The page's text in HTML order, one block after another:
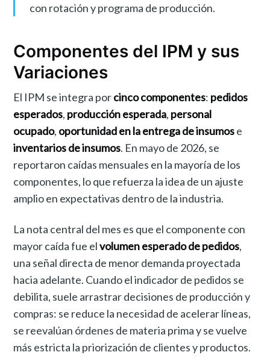
con rotación y programa de producción.
Componentes del IPM y sus
Variaciones
El IPM se integra porcinco componentes: pedidos
esperados, producción esperada, personal
ocupado, oportunidad en la entrega de insumose
inventarios de insumos. En mayo de 2026, se
reportaron caídas mensuales en la mayoría de los
componentes, lo que refuerza la idea de un ajuste
amplio en expectativas dentro de la industria.
La nota central del mes es que el componente con
mayor caída fue elvolumen esperado de pedidos,
una señal directa de menor demanda proyectada
hacia adelante. Cuando el indicador de pedidos se
debilita, suele arrastrar decisiones de producción y
compras: se reduce la necesidad de acelerar líneas,
se reevalúan órdenes de materia prima y se vuelve
más estricta la priorización de clientes y productos.